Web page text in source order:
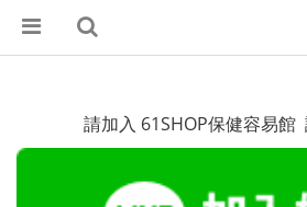
請加入 61SHOP保健容易館